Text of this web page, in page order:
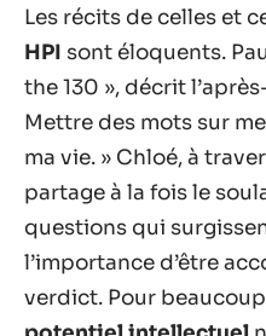
Les récits de celles et
HPI sont éloquents.
the 130 », décrit
Mettre des mots sur
ma vie. » Chloé, à
partage à la fois le
questions qui
l’importance d’être
verdict. Pour